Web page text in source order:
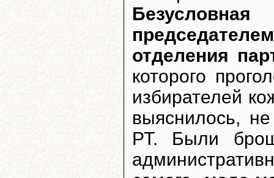
отделения
которого
избирателей
выяснилось,
РТ. Были